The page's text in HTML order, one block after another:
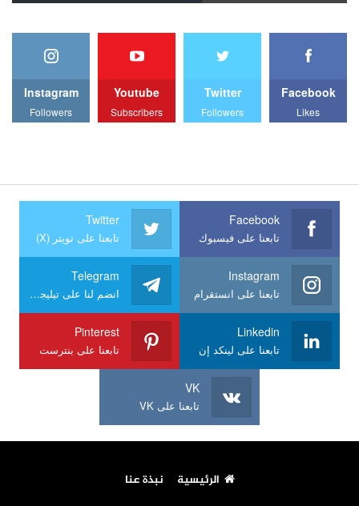
Facebook
Likes
Twitter
Followers
Youtube
Subscribers
Instagram
Followers
Facebook
تابعنا على فيسبوك
Twitter
تابعنا على تويتر (X)
Instagram
تابعنا على انستقرام
Telegram
انضم لنا على تيليجرام
Linkedin
تابعنا على لينكد إن
Pinterest
تابعنا على بنترست
VK
تابعنا على VK
الرئيسية نبذة عنا